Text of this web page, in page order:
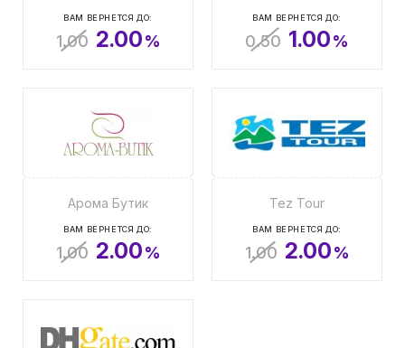
ВАМ ВЕРНЕТСЯ ДО:
1.00 2.00%
ВАМ ВЕРНЕТСЯ ДО:
0.50 1.00%
Арома Бутик
ВАМ ВЕРНЕТСЯ ДО:
1.00 2.00%
Tez Tour
ВАМ ВЕРНЕТСЯ ДО:
1.00 2.00%